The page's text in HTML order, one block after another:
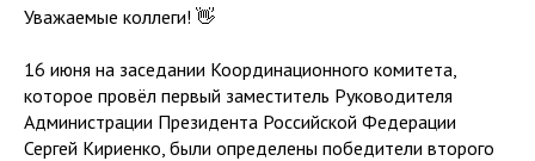
Уважаемые коллеги! 👋
16 июня на заседании Координационного комитета,
которое провёл первый заместитель Руководителя
Администрации Президента Российской Федерации
Сергей Кириенко, были определены победители второго